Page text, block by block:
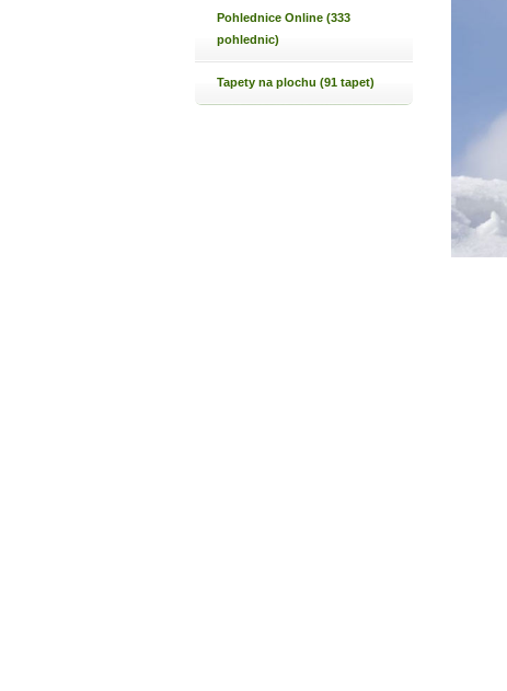
Pohlednice Online (333
pohlednic)
Tapety na plochu (91 tapet)